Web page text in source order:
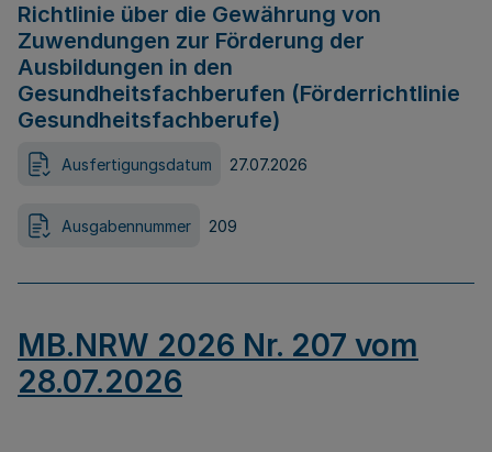
Richtlinie über die Gewährung von
Zuwendungen zur Förderung der
Ausbildungen in den
Gesundheitsfachberufen (Förderrichtlinie
Gesundheitsfachberufe)
Ausfertigungsdatum 27.07.2026
Ausgabennummer 209
MB.NRW 2026 Nr. 207 vom
28.07.2026